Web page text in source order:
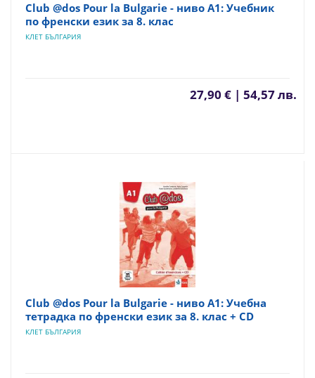
Club @dos Pour la Bulgarie - ниво A1: Учебник
по френски език за 8. клас
КЛЕТ БЪЛГАРИЯ
27,90 € | 54,57 лв.
Club @dos Pour la Bulgarie - ниво A1: Учебна
тетрадка по френски език за 8. клас + CD
КЛЕТ БЪЛГАРИЯ